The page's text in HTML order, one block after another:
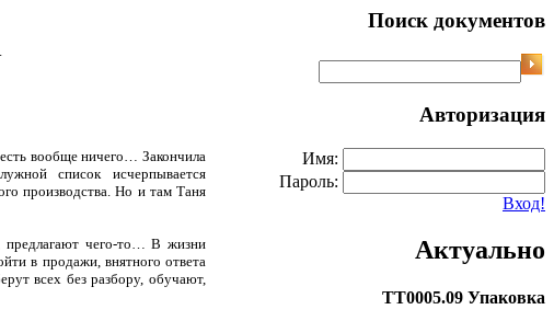
вообще ничего… Закончила
список исчерпывается
производства. Но и там Таня
предлагают чего-то… В жизни
в продажи, внятного ответа
всех без разбору, обучают,
Поиск документов
Авторизация
Имя:
Пароль:
Вход!
Актуально
ТТ0005.09 Упаковка